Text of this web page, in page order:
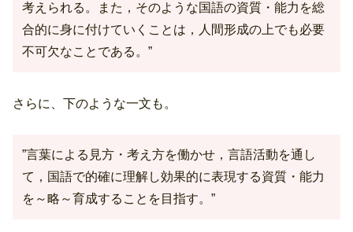
考えられる。また，そのような国語の資質・能力を総
合的に身に付けていくことは，人間形成の上でも必要
不可欠なことである。”
さらに、下のような一文も。
”言葉による見方・考え方を働かせ，言語活動を通し
て，国語で的確に理解し効果的に表現する資質・能力
を～略～育成することを目指す。”